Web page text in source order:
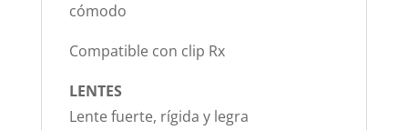
cómodo
Compatible con clip Rx
LENTES
Lente fuerte, rígida y legra